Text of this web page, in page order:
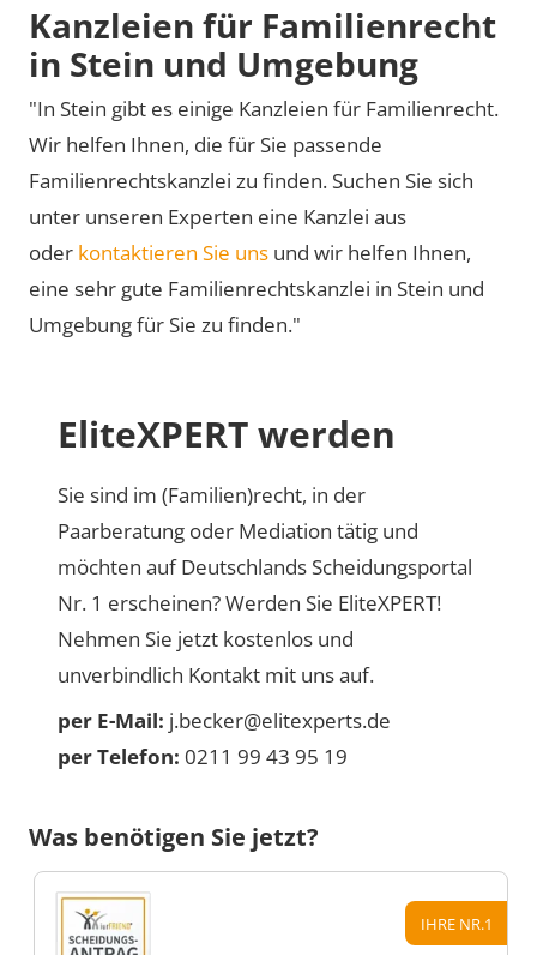
Kanzleien für Familienrecht
in Stein und Umgebung
"In Stein gibt es einige Kanzleien für Familienrecht.
Wir helfen Ihnen, die für Sie passende
Familienrechtskanzlei zu finden. Suchen Sie sich
unter unseren Experten eine Kanzlei aus
oder kontaktieren Sie uns und wir helfen Ihnen,
eine sehr gute Familienrechtskanzlei in Stein und
Umgebung für Sie zu finden."
EliteXPERT werden
Sie sind im (Familien)recht, in der
Paarberatung oder Mediation tätig und
möchten auf Deutschlands Scheidungsportal
Nr. 1 erscheinen? Werden Sie EliteXPERT!
Nehmen Sie jetzt kostenlos und
unverbindlich Kontakt mit uns auf.
per E-Mail: j.becker@elitexperts.de
per Telefon: 0211 99 43 95 19
Was benötigen Sie jetzt?
IHRE NR.1